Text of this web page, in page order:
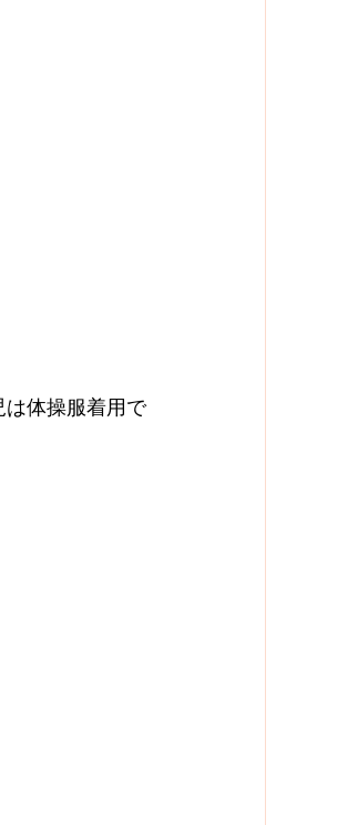
は体操服着用で